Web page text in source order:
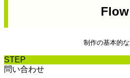
Flow
制作の基本的
STEP
問い合わせ